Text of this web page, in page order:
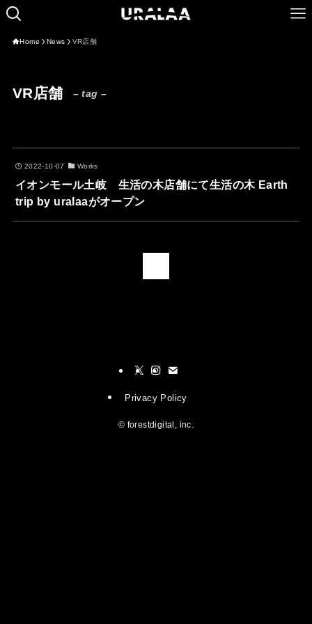
Home News VR店舗
VR店舗 – tag –
2022-10-07 Works
イオンモール土岐 生活の木店舗にて生活の木 Earth
trip by uralaaがオープン
Privacy Policy
© forestdigital, inc.